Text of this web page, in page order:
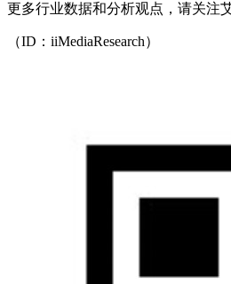
更多行业数据和分析观点，请关注
（ID：iiMediaResearch）